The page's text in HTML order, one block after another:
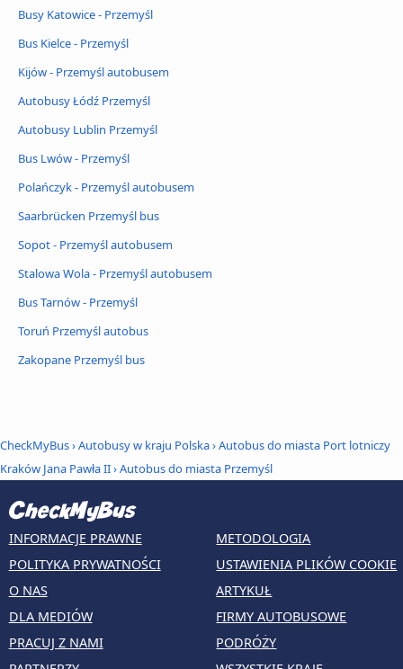
Busy Katowice - Przemyśl
Bus Kielce - Przemyśl
Kijów - Przemyśl autobusem
Autobusy Łódź Przemyśl
Autobusy Lublin Przemyśl
Bus Lwów - Przemyśl
Polańczyk - Przemyśl autobusem
Saarbrücken Przemyśl bus
Sopot - Przemyśl autobusem
Stalowa Wola - Przemyśl autobusem
Bus Tarnów - Przemyśl
Toruń Przemyśl autobus
Zakopane Przemyśl bus
CheckMyBus›Autobusy w kraju Polska›Autobus do miasta Port lotniczy
Kraków Jana Pawła II›Autobus do miasta Przemyśl
INFORMACJE PRAWNE
POLITYKA PRYWATNOŚCI
O NAS
DLA MEDIÓW
PRACUJ Z NAMI
METODOLOGIA
USTAWIENIA PLIKÓW COOKIE
ARTYKUŁ
FIRMY AUTOBUSOWE
PODRÓŻY